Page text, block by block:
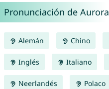
Pronunciación de Aurora
Alemán Chino
Inglés Italiano
Neerlandés Polaco